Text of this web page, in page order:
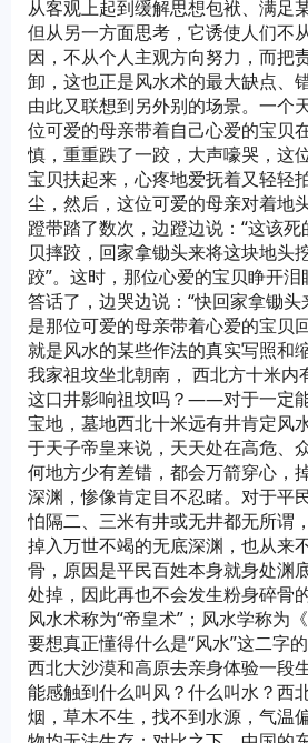
从客观上起到缓解思想包袱、满足
但从另一方面思考，它诱使人们不
因，不从个人主观方向努力，而把
卸，这也正是风水术的最大缺点、
由此又联想到另外别的场景。一个
位可爱的母亲带着自己心爱的宝贝
慎，重重跌了一跤，大声嚎哭，这
宝贝扶起来，心疼地爱抚着又轻轻
尘，然后，这位可爱的母亲对着地
蹬带踏了数次，边蹬边说：“这该
贝摔跤，回家拿锄头来将这块地头
跤”。这时，那位心爱的宝贝睁开
答话了，边哭边说：“快回家拿锄
是那位可爱的母亲带着心爱的宝贝
就是风水的某些作法的真实写照和缩
我家祖坟坐北朝南， 西北方十米内
这口井影响祖坟吗？——对于一定
宝地，墓地西北十米远有井肯定风
于天子帝皇来说，天天处在高危、
何地方少有差错，都会万箭穿心，
深渊，惨像肯定目不忍睹。对于平
怕隔二、三米有井或无井都无所谓
掉入万世不竭的无底深渊，也从来
骨，原因是平民百姓本身就身处渊
处掉，因此再也不会发生粉身碎骨
风水术称为“帝皇术”；风水学称为《
要想真正懂得什么是“风水”这二字
西北大沙漠和高原去亲身体验一段
能感触到什么叫风？什么叫水？西
烟，草木不生，找不到水源，气温